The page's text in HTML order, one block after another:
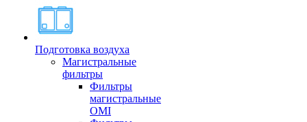
Подготовка воздуха
Магистральные
фильтры
Фильтры
магистральные
OMI